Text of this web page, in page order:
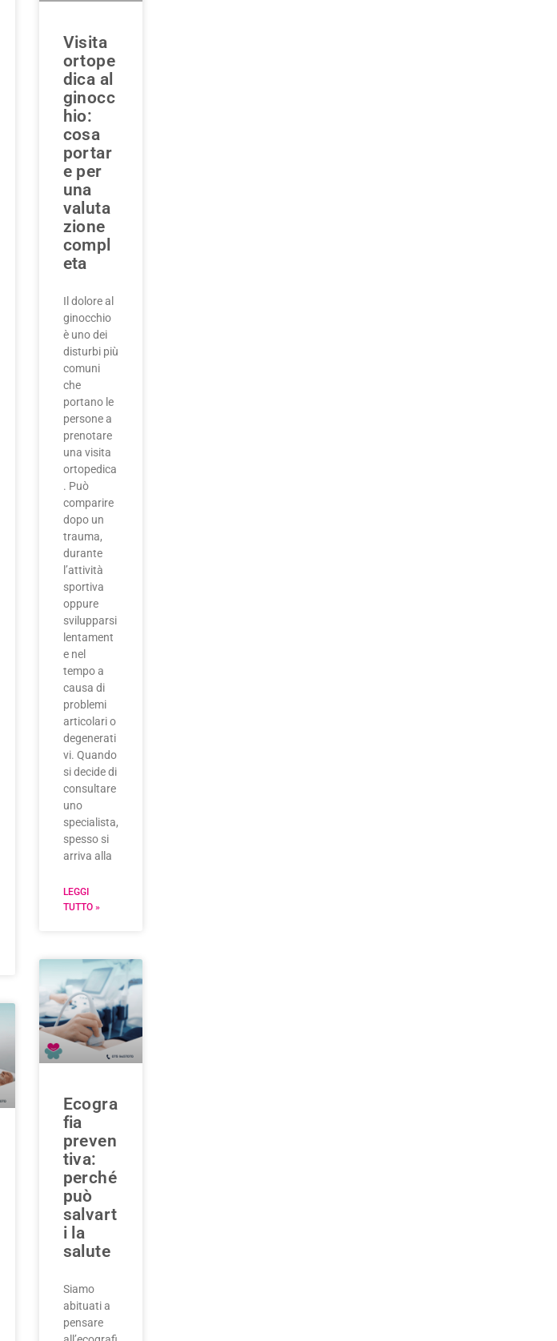
Visita
ortope
dica al
ginocc
hio:
cosa
portar
e per
una
valuta
zione
compl
eta
Il dolore al
ginocchio
è uno dei
disturbi più
comuni
che
portano le
persone a
prenotare
una visita
ortopedica
. Può
comparire
dopo un
trauma,
durante
l’attività
sportiva
oppure
svilupparsi
lentament
e nel
tempo a
causa di
problemi
articolari o
degenerati
vi. Quando
si decide di
consultare
uno
specialista,
spesso si
arriva alla
LEGGI
TUTTO »
Ecogra
fia
preven
tiva:
perché
può
salvart
i la
salute
Siamo
abituati a
pensare